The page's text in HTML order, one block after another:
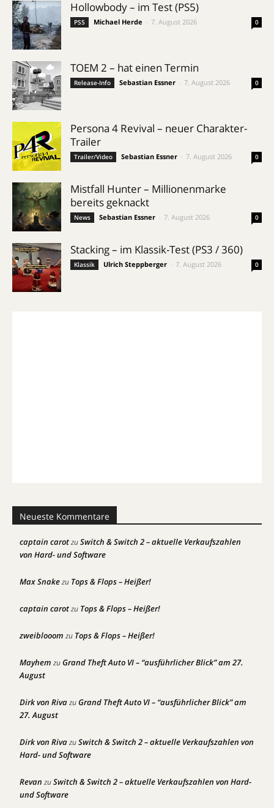
Hollowbody – im Test (PS5)
PS5 Michael Herde 7. August 2026 0
TOEM 2 – hat einen Termin
Release-Info Sebastian Essner 7. August 2026 0
Persona 4 Revival – neuer Charakter-
Trailer
Trailer/Video Sebastian Essner 7. August 2026 0
Mistfall Hunter – Millionenmarke
bereits geknackt
News Sebastian Essner 7. August 2026 0
Stacking – im Klassik-Test (PS3 / 360)
Klassik Ulrich Steppberger 7. August 2026 0
Neueste Kommentare
captain carotzuSwitch & Switch 2 – aktuelle Verkaufszahlen
von Hard- und Software
Max Snakezu Tops & Flops – Heißer!
captain carotzu Tops & Flops – Heißer!
zweiblooom zu Tops & Flops – Heißer!
Mayhem zuGrand Theft Auto VI – “ausführlicher Blick” am 27.
August
Dirk von RivazuGrand Theft Auto VI – “ausführlicher Blick” am
27. August
Dirk von RivazuSwitch & Switch 2 – aktuelle Verkaufszahlen von
Hard- und Software
Revan zuSwitch & Switch 2 – aktuelle Verkaufszahlen von Hard-
und Software